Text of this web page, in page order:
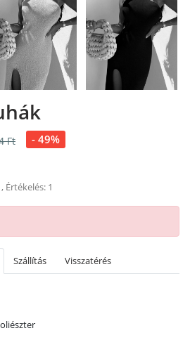
Ft - 49%
Értékelés: 1
Szállítás Visszatérés